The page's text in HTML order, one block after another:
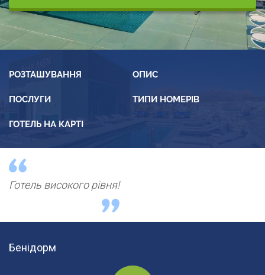
РОЗТАШУВАННЯ ОПИС
ПОСЛУГИ ТИПИ НОМЕРІВ
ГОТЕЛЬ НА КАРТІ
Готель високого рівня!
Бенідорм